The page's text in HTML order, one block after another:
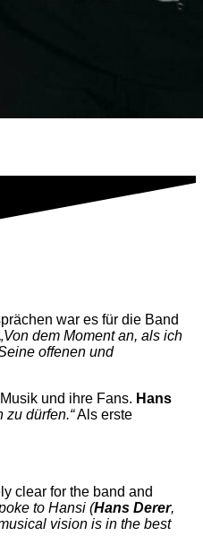
war es für die Band
„Von dem Moment an, als ich
offenen und
und ihre Fans. Hans
dürfen.“Als erste
clear for the band and
to Hansi (Hans Derer,
vision is in the best